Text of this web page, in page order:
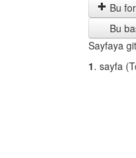
Bu
Bu
Sayfaya git
1. sayfa